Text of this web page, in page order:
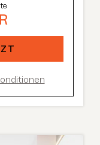
Card, AREA
etc.